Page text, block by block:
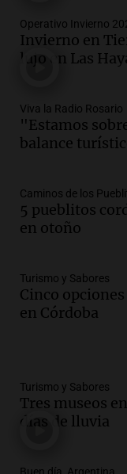
Operativo Invierno
Invierno en
lujo en Las
Viva la Radio Rosario
"Estamos
balance
Caminos de los
5 pueblitos
en otoño
Turismo y Sabores
Cinco
en Córdoba
Turismo y Sabores
Tres museos
días de lluvia